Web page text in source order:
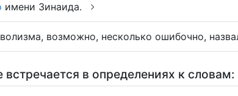
имени Зинаида.
возможно, несколько ошибочно,
в определениях к словам: